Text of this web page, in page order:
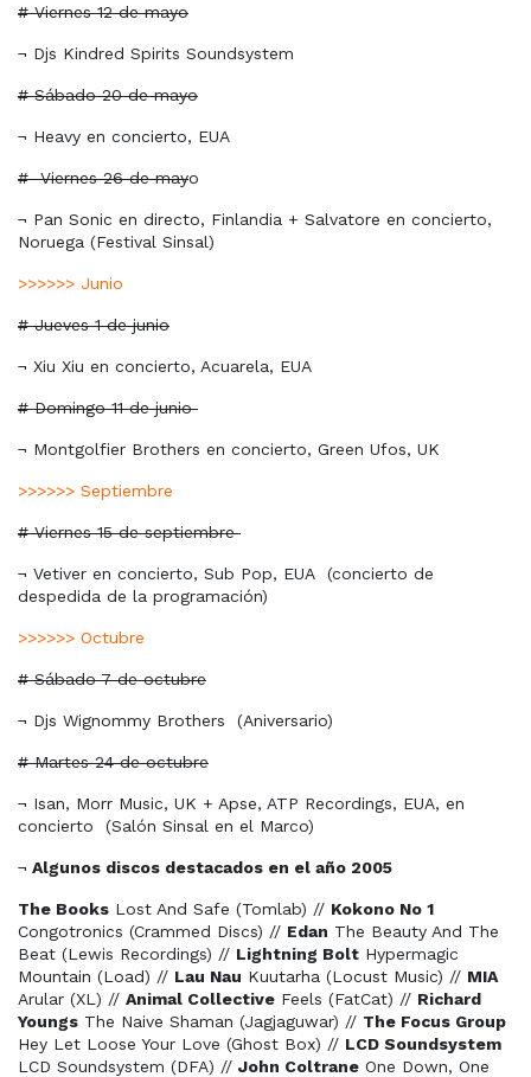
# Viernes 12 de mayo
¬ Djs Kindred Spirits Soundsystem
# Sábado 20 de mayo
¬ Heavy en concierto, EUA
# Viernes 26 de mayo
¬ Pan Sonic en directo, Finlandia + Salvatore en concierto,
Noruega (Festival Sinsal)
>>>>>> Junio
# Jueves 1 de junio
¬ Xiu Xiu en concierto, Acuarela, EUA
# Domingo 11 de junio
¬ Montgolfier Brothers en concierto, Green Ufos, UK
>>>>>> Septiembre
# Viernes 15 de septiembre
¬ Vetiver en concierto, Sub Pop, EUA
(concierto de
despedida de la programación)
>>>>>> Octubre
# Sábado 7 de octubre
¬ Djs Wignommy Brothers (Aniversario)
# Martes 24 de octubre
¬ Isan, Morr Music, UK + Apse, ATP Recordings, EUA, en
concierto
(Salón Sinsal en el Marco)
¬ Algunos discos destacados en el año 2005
The Books Lost And Safe (Tomlab) // Kokono No 1
Congotronics (Crammed Discs) // Edan The Beauty And The
Beat (Lewis Recordings) // Lightning Bolt Hypermagic
Mountain (Load) // Lau Nau Kuutarha (Locust Music) // MIA
Arular (XL) // Animal Collective Feels (FatCat) // Richard
Youngs The Naive Shaman (Jagjaguwar) // The Focus Group
Hey Let Loose Your Love (Ghost Box) // LCD Soundsystem
LCD Soundsystem (DFA) // John Coltrane One Down, One